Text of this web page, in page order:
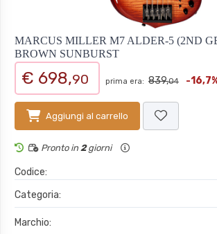
MARCUS MILLER M7 ALDER-5 (2ND
BROWN SUNBURST
€ 698,90 prima era: 839,04 -
Aggiungi al carrello
Pronto in 2giorni
Codice:
Categoria:
Marchio: